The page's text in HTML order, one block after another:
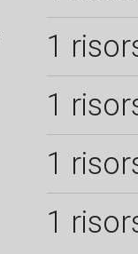
1
1
1
1